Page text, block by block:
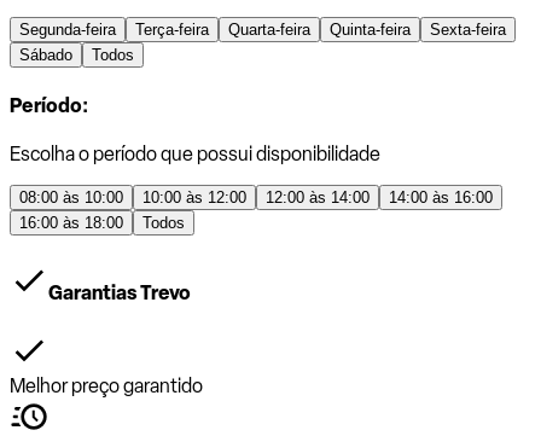
Segunda-feira Terça-feira Quarta-feira Quinta-feira
Sexta-feira
Sábado
Todos
Período:
Escolha o período que possui disponibilidade
08:00 às 10:00 10:00 às 12:00 12:00 às 14:00
14:00 às 16:00
16:00 às 18:00
Todos
Garantias Trevo
Melhor preço garantido